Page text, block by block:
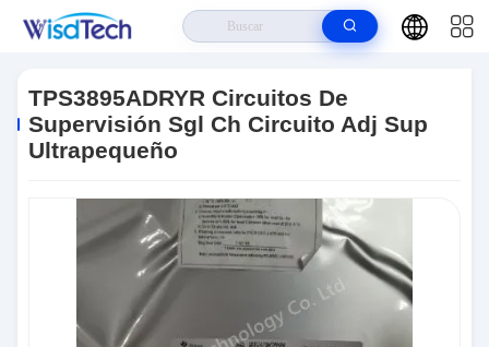
Circuitos De Supervisión Sgl Ch Circuito Adj Sup Ultrapequeño
TPS3895ADRYR Circuitos De
Supervisión Sgl Ch Circuito Adj Sup
Ultrapequeño